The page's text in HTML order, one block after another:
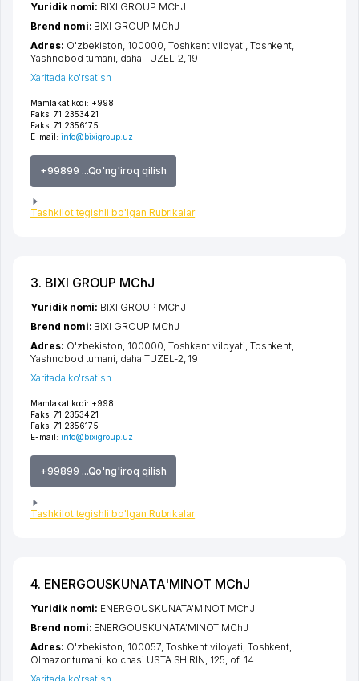
Mamlakat kodi: +998
Faks: 71 2353421
Faks: 71 2356175
E-mail: info@bixigroup.uz
+99899 ...Qo'ng'iroq qilish
Tashkilot tegishli bo'lgan Rubrikalar
Yuridik nomi: BIXI GROUP MChJ
Brend nomi: BIXI GROUP MChJ
Adres: O'zbekiston, 100000, Toshkent viloyati, Toshkent,
Yashnobod tumani, daha TUZEL-2, 19
Xaritada ko'rsatish
3. BIXI GROUP MChJ
Mamlakat kodi: +998
Faks: 71 2353421
Faks: 71 2356175
E-mail: info@bixigroup.uz
+99899 ...Qo'ng'iroq qilish
Tashkilot tegishli bo'lgan Rubrikalar
Yuridik nomi: BIXI GROUP MChJ
Brend nomi: BIXI GROUP MChJ
Adres: O'zbekiston, 100000, Toshkent viloyati, Toshkent,
Yashnobod tumani, daha TUZEL-2, 19
Xaritada ko'rsatish
4. ENERGOUSKUNATA'MINOT MChJ
Yuridik nomi: ENERGOUSKUNATA'MINOT MChJ
Brend nomi: ENERGOUSKUNATA'MINOT MChJ
Adres: O'zbekiston, 100057, Toshkent viloyati Toshkent
Olmazor tumani ko'chasi USTA SHIRIN , 125, of. 14